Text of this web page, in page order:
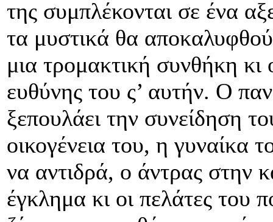
της συμπλέκονται σε ένα
τα μυστικά θα
μια τρομακτική συνθήκη κι
ευθύνης του ς’ αυτήν. Ο
ξεπουλάει την συνείδηση
οικογένεια του, η γυναίκα
να αντιδρά, ο άντρας στην
έγκλημα κι οι πελάτες του